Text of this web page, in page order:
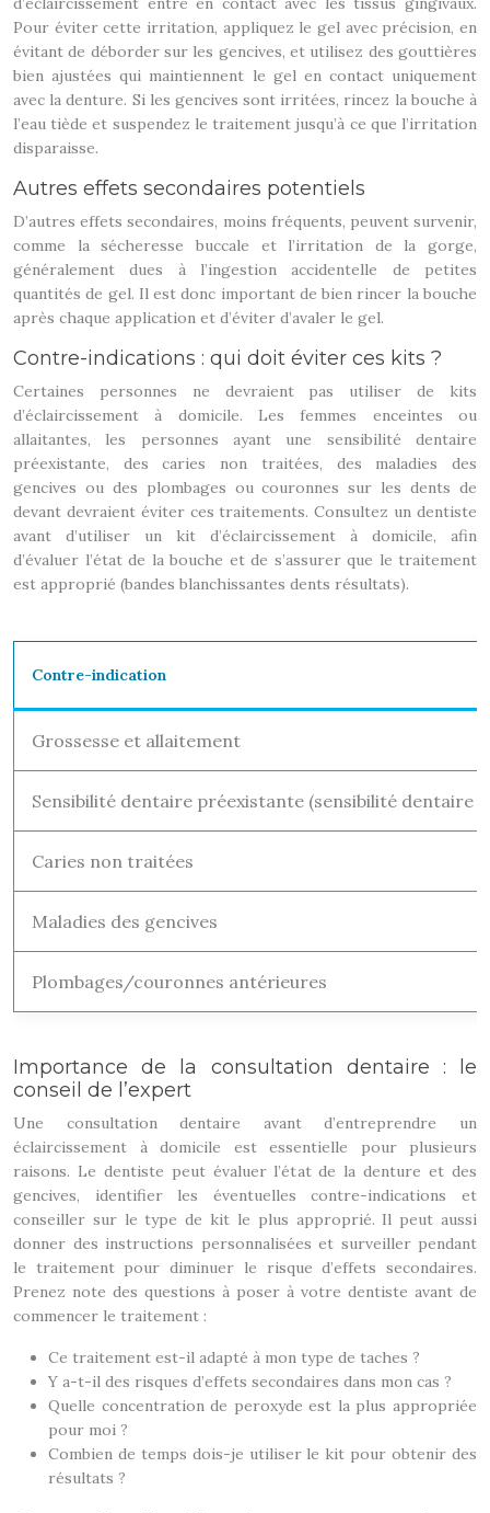
Pour éviter cette irritation, appliquez le gel avec précision, en
évitant de déborder sur les gencives, et utilisez des gouttières
bien ajustées qui maintiennent le gel en contact uniquement
avec la denture. Si les gencives sont irritées, rincez la bouche à
l’eau tiède et suspendez le traitement jusqu’à ce que l’irritation
disparaisse.
Autres effets secondaires potentiels
D’autres effets secondaires, moins fréquents, peuvent survenir,
comme la sécheresse buccale et l’irritation de la gorge,
généralement dues à l’ingestion accidentelle de petites
quantités de gel. Il est donc important de bien rincer la bouche
après chaque application et d’éviter d’avaler le gel.
Contre-indications : qui doit éviter ces kits ?
Certaines personnes ne devraient pas utiliser de kits
d’éclaircissement à domicile. Les femmes enceintes ou
allaitantes, les personnes ayant une sensibilité dentaire
préexistante, des caries non traitées, des maladies des
gencives ou des plombages ou couronnes sur les dents de
devant devraient éviter ces traitements. Consultez un dentiste
avant d’utiliser un kit d’éclaircissement à domicile, afin
d’évaluer l’état de la bouche et de s’assurer que le traitement
est approprié (bandes blanchissantes dents résultats).
Contre-indication
Grossesse et allaitement
Sensibilité dentaire préexistante (sensibilité dentaire
Caries non traitées
Maladies des gencives
Plombages/couronnes antérieures
Importance de la consultation dentaire : le
conseil de l’expert
Une consultation dentaire avant d’entreprendre un
éclaircissement à domicile est essentielle pour plusieurs
raisons. Le dentiste peut évaluer l’état de la denture et des
gencives, identifier les éventuelles contre-indications et
conseiller sur le type de kit le plus approprié. Il peut aussi
donner des instructions personnalisées et surveiller pendant
le traitement pour diminuer le risque d’effets secondaires.
Prenez note des questions à poser à votre dentiste avant de
commencer le traitement :
Ce traitement est-il adapté à mon type de taches ?
Y a-t-il des risques d’effets secondaires dans mon cas ?
Quelle concentration de peroxyde est la plus appropriée
pour moi ?
Combien de temps dois-je utiliser le kit pour obtenir des
résultats ?